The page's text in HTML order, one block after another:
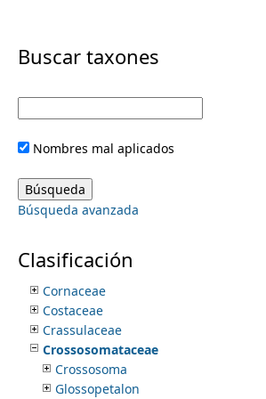
i
m
r
y
t
m
e
n
u
Buscar taxones
Nombres mal aplicados
Búsqueda avanzada
Clasificación
Chrysobalanaceae
Cleomaceae
Coldeniaceae
Commelinaceae
Connaraceae
Cordiaceae
Coriariaceae
Cornaceae
Costaceae
Crassulaceae
Crossosomataceae
Crossosoma
Glossopetalon